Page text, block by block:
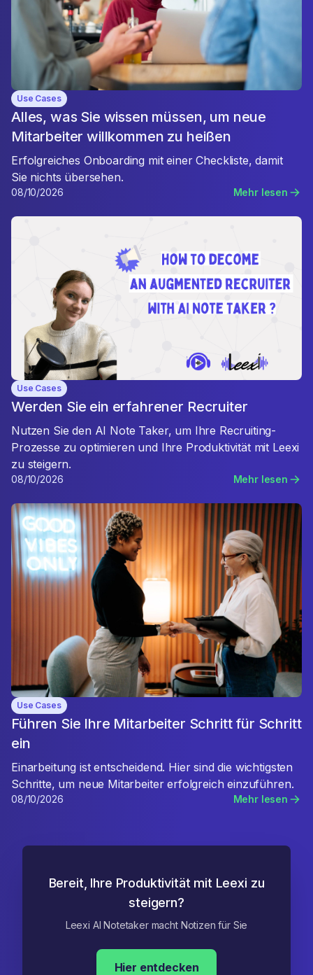
Use Cases
Alles, was Sie wissen müssen, um neue
Mitarbeiter willkommen zu heißen
Erfolgreiches Onboarding mit einer Checkliste, damit
Sie nichts übersehen.
08/10/2026 Mehr lesen
Use Cases
Werden Sie ein erfahrener Recruiter
Nutzen Sie den AI Note Taker, um Ihre Recruiting-
Prozesse zu optimieren und Ihre Produktivität mit Leexi
zu steigern.
08/10/2026 Mehr lesen
Use Cases
Führen Sie Ihre Mitarbeiter Schritt für Schritt
ein
Einarbeitung ist entscheidend. Hier sind die wichtigsten
Schritte, um neue Mitarbeiter erfolgreich einzuführen.
08/10/2026 Mehr lesen
Bereit, Ihre Produktivität mit Leexi zu
steigern?
Leexi AI Notetaker macht Notizen für Sie
Hier entdecken